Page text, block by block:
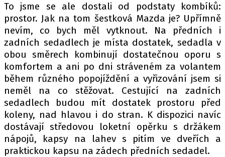
To jsme se ale dostali od podstaty kombíků:
prostor. Jak na tom šestková Mazda je? Upřímně
nevím, co bych měl vytknout. Na předních i
zadních sedadlech je místa dostatek, sedadla v
obou směrech kombinují dostatečnou oporu s
komfortem a ani po dni stráveném za volantem
během různého popojíždění a vyřizování jsem si
neměl na co stěžovat. Cestující na zadních
sedadlech budou mít dostatek prostoru před
koleny, nad hlavou i do stran. K dispozici navíc
dostávají středovou loketní opěrku s držákem
nápojů, kapsy na lahev s pitím ve dveřích a
praktickou kapsu na zádech předních sedadel.